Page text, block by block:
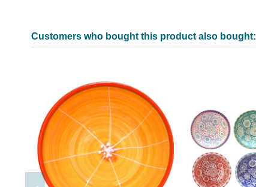
Customers who bought this product also bought: